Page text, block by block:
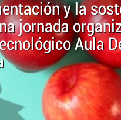
y la
jornada
Aula